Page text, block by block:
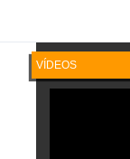
VÍDEOS